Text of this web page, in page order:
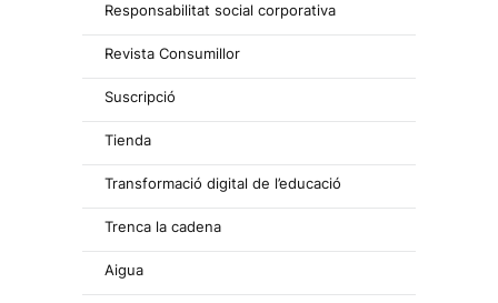
Responsabilitat social corporativa
Revista Consumillor
Suscripció
Tienda
Transformació digital de l’educació
Trenca la cadena
Aigua